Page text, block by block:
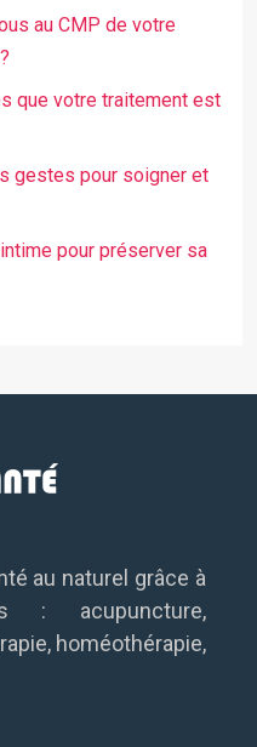
au CMP de votre
que votre traitement est
gestes pour soigner et
pour préserver sa
au naturel grâce à
: acupuncture,
homéothérapie,